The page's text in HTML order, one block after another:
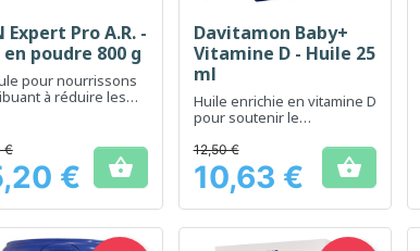
Aperçu rapide
Expert Pro A.R. -
poudre 800 g
pour nourrissons
à réduire les
€
€ 
Aperçu rapide
Davitamon Baby+
Vitamine D - Huile 25
ml
Huile enrichie en vitamine D
pour soutenir le
chez les bébés
Prix
12,50 €
10,63 € 